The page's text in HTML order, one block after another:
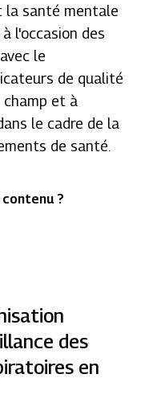
la santé mentale
l'occasion des
le
de qualité
champ et à
le cadre de la
de santé.
?
des
en